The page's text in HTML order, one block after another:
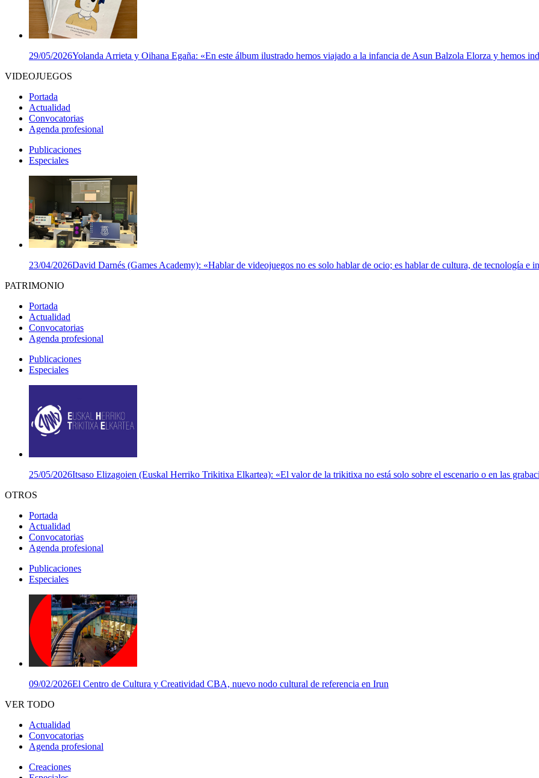
29/05/2026Yolanda Arrieta y Oihana Egaña: «En este álbum ilustrado hemos viajado a la infancia de Asun Balzola Elorza y hemos
VIDEOJUEGOS
Portada
Actualidad
Convocatorias
Agenda profesional
Publicaciones
Especiales
23/04/2026David Darnés (Games Academy): «Hablar de videojuegos no es solo hablar de ocio; es hablar de cultura, de tecnología
PATRIMONIO
Portada
Actualidad
Convocatorias
Agenda profesional
Publicaciones
Especiales
25/05/2026Itsaso Elizagoien (Euskal Herriko Trikitixa Elkartea): «El valor de la trikitixa no está solo sobre el escenario o en las
OTROS
Portada
Actualidad
Convocatorias
Agenda profesional
Publicaciones
Especiales
09/02/2026El Centro de Cultura y Creatividad CBA, nuevo nodo cultural de referencia en Irun
VER TODO
Actualidad
Convocatorias
Agenda profesional
Creaciones